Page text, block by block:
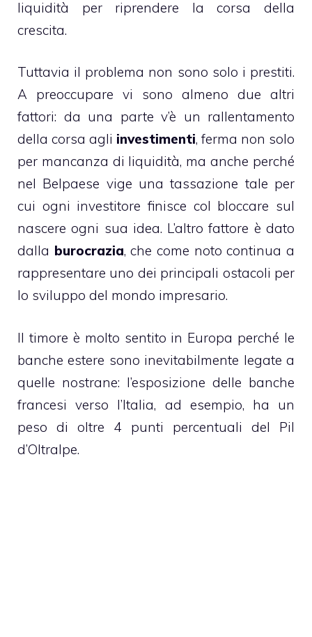
liquidità per riprendere la corsa della
crescita.
Tuttavia il problema non sono solo i prestiti.
A preoccupare vi sono almeno due altri
fattori: da una parte v’è un rallentamento
della corsa agli investimenti, ferma non solo
per mancanza di liquidità, ma anche perché
nel Belpaese vige una tassazione tale per
cui ogni investitore finisce col bloccare sul
nascere ogni sua idea. L’altro fattore è dato
dalla burocrazia, che come noto continua a
rappresentare uno dei principali ostacoli per
lo sviluppo del mondo impresario.
Il timore è molto sentito in Europa perché le
banche estere sono inevitabilmente legate a
quelle nostrane: l’esposizione delle banche
francesi verso l’Italia, ad esempio, ha un
peso di oltre 4 punti percentuali del Pil
d’Oltralpe.